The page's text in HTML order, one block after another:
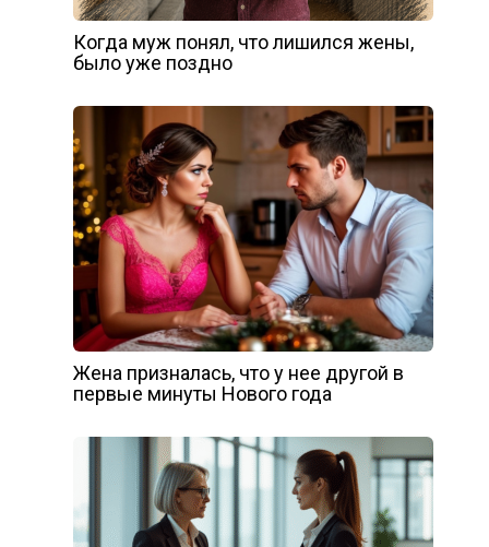
Когда муж понял, что лишился жены,
было уже поздно
Жена призналась, что у нее другой в
первые минуты Нового года